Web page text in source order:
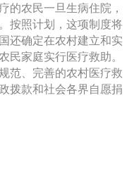
的农民一旦生病住院，
按照计划，这项制度将
还确定在农村建立和实
民家庭实行医疗救助。
范、完善的农村医疗救
拨款和社会各界自愿捐